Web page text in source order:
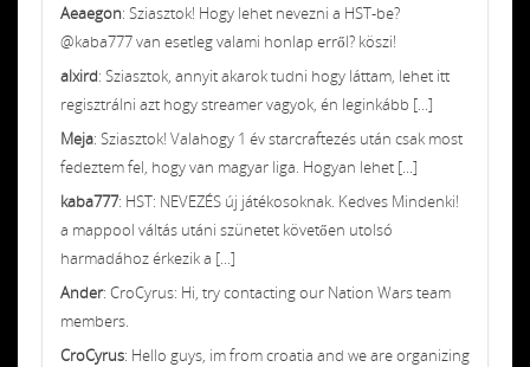
Aeaegon: Sziasztok! Hogy lehet nevezni a HST-be?
@kaba777 van esetleg valami honlap erről? köszi!
alxird: Sziasztok, annyit akarok tudni hogy láttam, lehet itt
regisztrálni azt hogy streamer vagyok, én leginkább [...]
Meja: Sziasztok! Valahogy 1 év starcraftezés után csak most
fedeztem fel, hogy van magyar liga. Hogyan lehet [...]
kaba777: HST: NEVEZÉS új játékosoknak. Kedves Mindenki!
a mappool váltás utáni szünetet követően utolsó
harmadához érkezik a [...]
Ander: CroCyrus: Hi, try contacting our Nation Wars team
members.
CroCyrus: Hello guys, im from croatia and we are organizing